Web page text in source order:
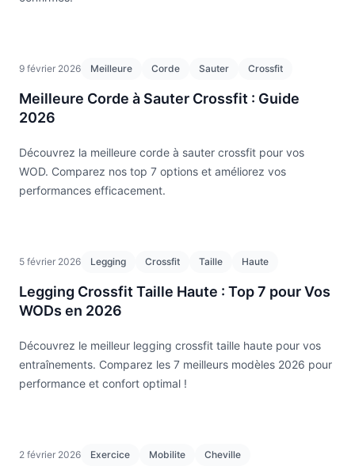
9 février 2026 Meilleure Corde Sauter Crossfit
Meilleure Corde à Sauter Crossfit : Guide
2026
Découvrez la meilleure corde à sauter crossfit pour vos
WOD. Comparez nos top 7 options et améliorez vos
performances efficacement.
5 février 2026 Legging Crossfit Taille Haute
Legging Crossfit Taille Haute : Top 7 pour Vos
WODs en 2026
Découvrez le meilleur legging crossfit taille haute pour vos
entraînements. Comparez les 7 meilleurs modèles 2026 pour
performance et confort optimal !
2 février 2026 Exercice Mobilite Cheville